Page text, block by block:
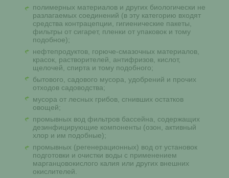
полимерных материалов и других биологически не
разлагаемых соединений (в эту категорию входят
средства контрацепции, гигиенические пакеты,
фильтры от сигарет, пленки от упаковок и тому
подобное);
нефтепродуктов, горюче-смазочных материалов,
красок, растворителей, антифризов, кислот,
щелочей, спирта и тому подобного;
бытового, садового мусора, удобрений и прочих
отходов садоводства;
мусора от лесных грибов, сгнивших остатков
овощей;
промывных вод фильтров бассейна, содержащих
дезинфицирующие компоненты (озон, активный
хлор и им подобные);
промывных (регенерационных) вод от установок
подготовки и очистки воды с применением
марганцовокислого калия или других внешних
окислителей.